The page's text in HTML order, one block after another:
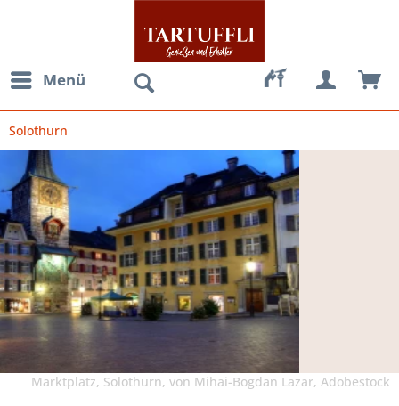
Menü
Solothurn
Marktplatz, Solothurn, von Mihai-Bogdan Lazar, Adobestock